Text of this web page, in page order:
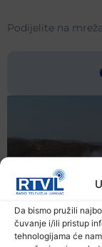
Da bismo pružili
čuvanje i/ili pristup
tehnologijama će
Podijelite na